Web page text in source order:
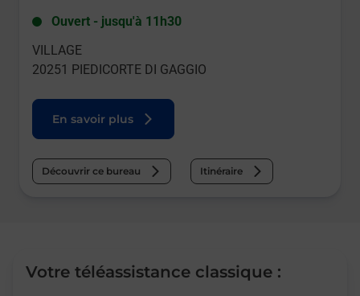
Ouvert - jusqu'à 11h30
VILLAGE
20251
PIEDICORTE DI GAGGIO
En savoir plus
Découvrir ce bureau Itinéraire
Votre téléassistance classique :